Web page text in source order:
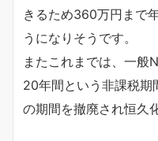
きるため360万円まで
うになりそうです。
またこれまでは、一般
20年間という非課税期
の期間を撤廃され恒久